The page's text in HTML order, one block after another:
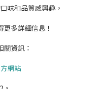
味和品質感興趣，
多詳細信息！
資訊：
網站